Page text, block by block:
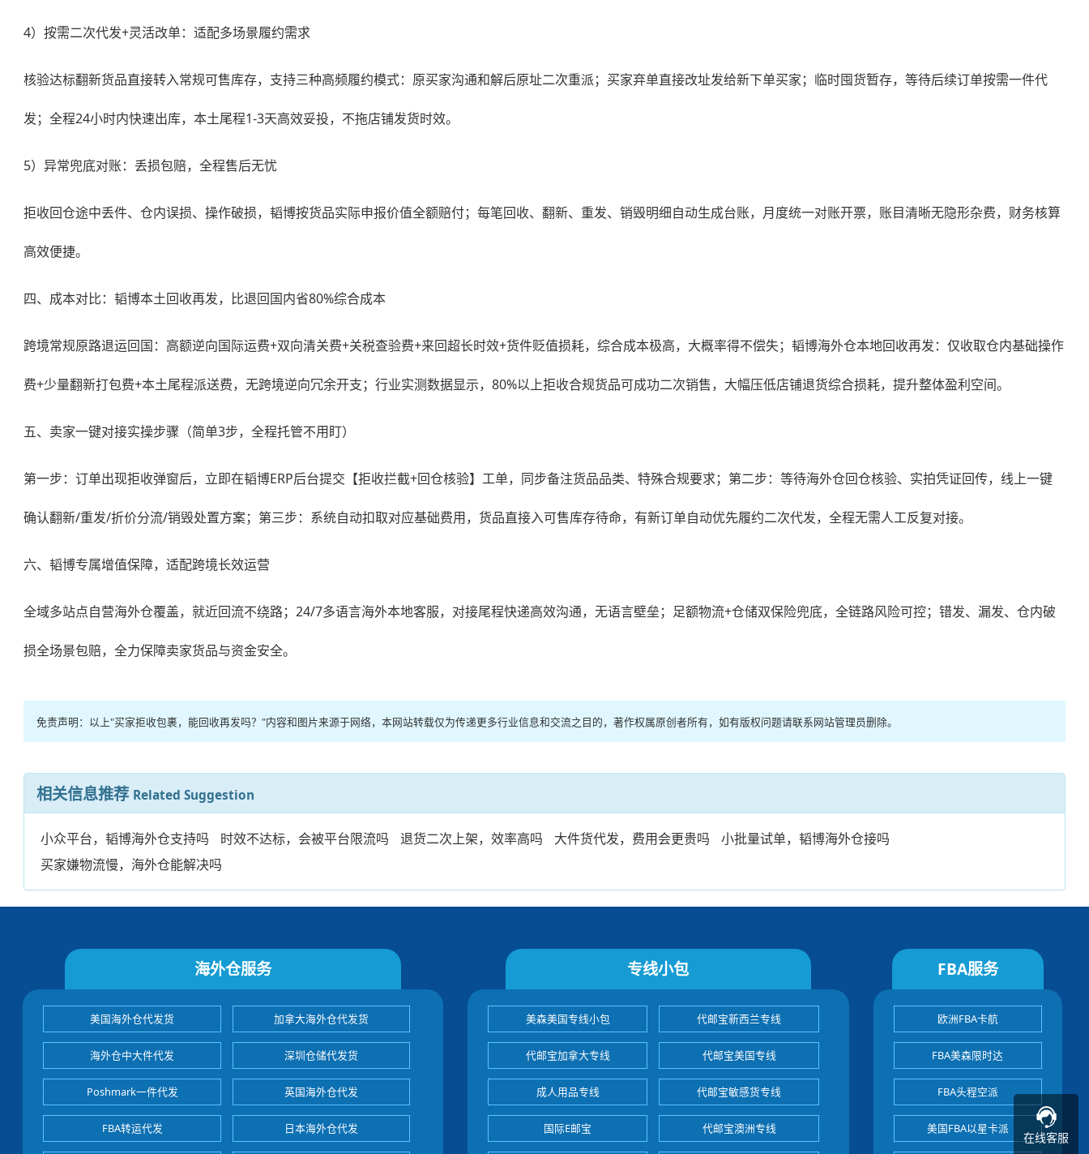
4）按需二次代发+灵活改单：适配多场景履约需求
核验达标翻新货品直接转入常规可售库存，支持三种高频履约模式：原买家沟通和解后原址二次重派；买家弃单直接改址发给新下单买家；临时囤货暂存，等待后续订单按需一件代
发；全程24小时内快速出库，本土尾程1-3天高效妥投，不拖店铺发货时效。
5）异常兜底对账：丢损包赔，全程售后无忧
拒收回仓途中丢件、仓内误损、操作破损，韬博按货品实际申报价值全额赔付；每笔回收、翻新、重发、销毁明细自动生成台账，月度统一对账开票，账目清晰无隐形杂费，财务核算
高效便捷。
四、成本对比：韬博本土回收再发，比退回国内省80%综合成本
跨境常规原路退运回国：高额逆向国际运费+双向清关费+关税查验费+来回超长时效+货件贬值损耗，综合成本极高，大概率得不偿失；韬博海外仓本地回收再发：仅收取仓内基础操作
费+少量翻新打包费+本土尾程派送费，无跨境逆向冗余开支；行业实测数据显示，80%以上拒收合规货品可成功二次销售，大幅压低店铺退货综合损耗，提升整体盈利空间。
五、卖家一键对接实操步骤（简单3步，全程托管不用盯）
第一步：订单出现拒收弹窗后，立即在韬博ERP后台提交【拒收拦截+回仓核验】工单，同步备注货品品类、特殊合规要求；第二步：等待海外仓回仓核验、实拍凭证回传，线上一键
确认翻新/重发/折价分流/销毁处置方案；第三步：系统自动扣取对应基础费用，货品直接入可售库存待命，有新订单自动优先履约二次代发，全程无需人工反复对接。
六、韬博专属增值保障，适配跨境长效运营
全域多站点自营海外仓覆盖，就近回流不绕路；24/7多语言海外本地客服，对接尾程快递高效沟通，无语言壁垒；足额物流+仓储双保险兜底，全链路风险可控；错发、漏发、仓内破
损全场景包赔，全力保障卖家货品与资金安全。
免责声明：以上"买家拒收包裹，能回收再发吗？"内容和图片来源于网络，本网站转载仅为传递更多行业信息和交流之目的，著作权属原创者所有，如有版权问题请联系网站管理员删除。
相关信息推荐 Related Suggestion
小众平台，韬博海外仓支持吗 时效不达标，会被平台限流吗 退货二次上架，效率高吗 大件货代发，费用会更贵吗
小批量试单，韬博海外仓接吗
买家嫌物流慢，海外仓能解决吗
海外仓服务
美国海外仓代发货 加拿大海外仓代发货
海外仓中大件代发 深圳仓储代发货
Poshmark一件代发 英国海外仓代发
FBA转运代发 日本海外仓代发
专线小包
美森美国专线小包 代邮宝新西兰专线
代邮宝加拿大专线 代邮宝美国专线
成人用品专线 代邮宝敏感货专线
国际E邮宝 代邮宝澳洲专线
FBA服务
欧洲FBA卡航
FBA美森限时达
FBA头程空派
美国FBA以星卡派
在线客服